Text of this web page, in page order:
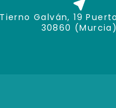
Galván, 19
30860 (Murcia)